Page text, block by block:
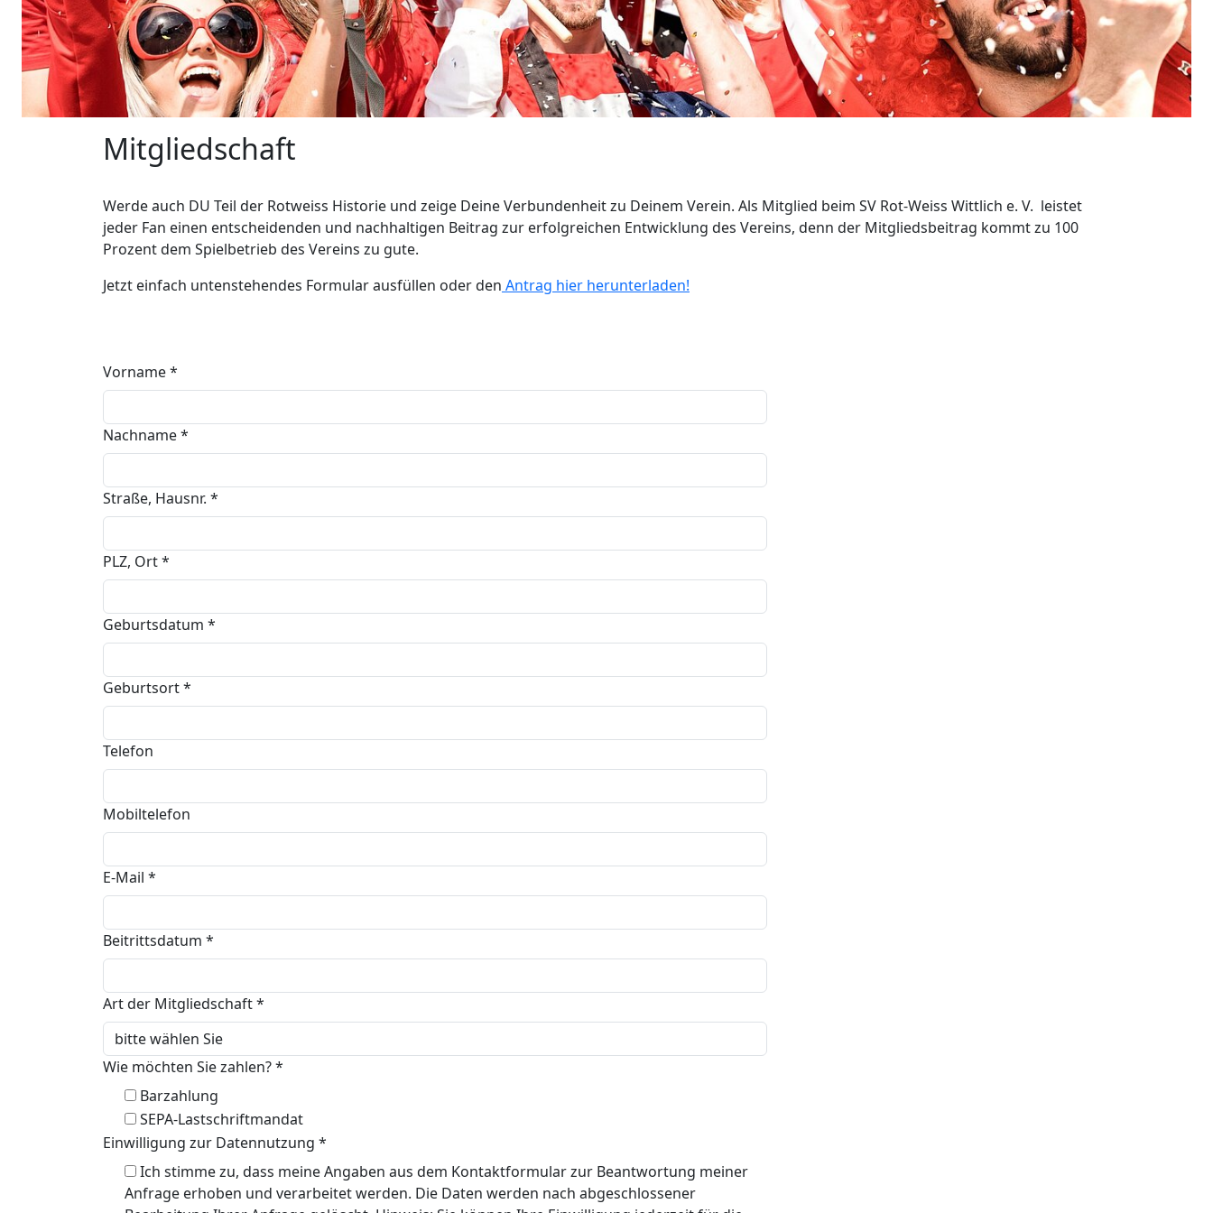
Mitgliedschaft
Werde auch DU Teil der Rotweiss Historie und zeige Deine Verbundenheit zu Deinem Verein. Als Mitglied beim SV Rot-Weiss Wittlich e. V. leistet
jeder Fan einen entscheidenden und nachhaltigen Beitrag zur erfolgreichen Entwicklung des Vereins, denn der Mitgliedsbeitrag kommt zu 100
Prozent dem Spielbetrieb des Vereins zu gute.
Jetzt einfach untenstehendes Formular ausfüllen oder den Antrag hier herunterladen!
Vorname*
Nachname*
Straße, Hausnr. *
PLZ, Ort*
Geburtsdatum *
Geburtsort*
Telefon
Mobiltelefon
E-Mail *
Beitrittsdatum *
Art der Mitgliedschaft*
Wie möchten Sie zahlen?*
Barzahlung
SEPA-Lastschriftmandat
Einwilligung zur Datennutzung *
Ich stimme zu, dass meine Angaben aus dem Kontaktformular zur Beantwortung meiner
Anfrage erhoben und verarbeitet werden. Die Daten werden nach abgeschlossener